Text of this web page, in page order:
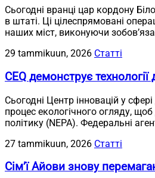
Сьогодні вранці цар кордону
в штаті. Ці цілеспрямовані
наших міст, виконуючи
29 tammikuun, 2026 Статті
CEQ демонструє
Сьогодні Центр інновацій у
процес екологічного огляду,
політику (NEPA). Федеральні
27 tammikuun, 2026 Статті
Сім’ї Айови знову